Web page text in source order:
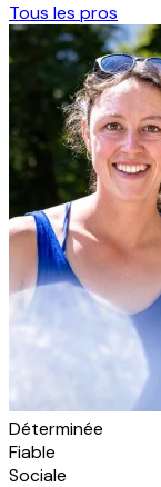
Tous les pros
Déterminée
Fiable
Sociale